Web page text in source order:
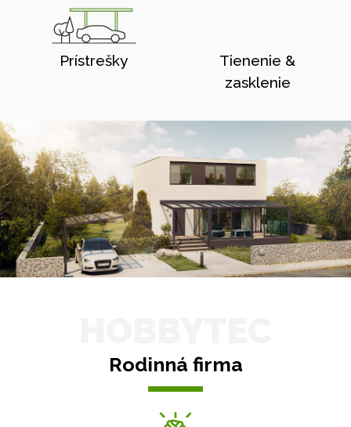
Prístrešky
Tienenie &
zasklenie
Rodinná firma